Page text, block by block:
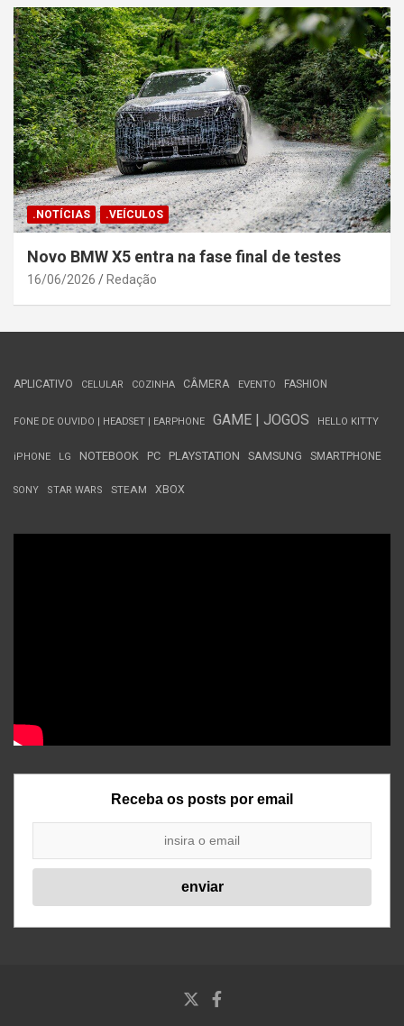
.NOTÍCIAS .VEÍCULOS
Novo BMW X5 entra na fase final de testes
16/06/2026 Redação
APLICATIVO CELULAR COZINHA CÂMERA EVENTO FASHION
FONE DE OUVIDO | HEADSET | EARPHONE GAME | JOGOS HELLO KITTY
iPHONE LG NOTEBOOK PC PLAYSTATION SAMSUNG SMARTPHONE
SONY STAR WARS STEAM XBOX
Receba os posts por email